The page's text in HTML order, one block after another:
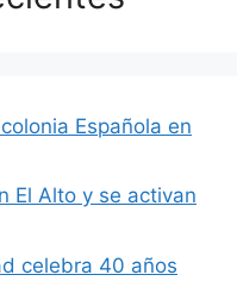
Española en
El Alto y se activan
celebra 40 años